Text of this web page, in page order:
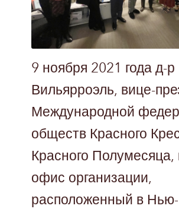
9 ноября 2021 года д-р
Вильярроэль, вице-
Международной
обществ Красного
Красного Полумесяца,
офис организации,
расположенный в